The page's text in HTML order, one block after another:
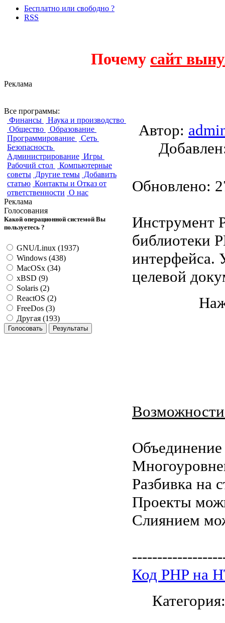
Бесплатно или свободно ?
RSS
Почему сайт
Реклама
Все программы:
Финансы
Наука и производство
Общество
Образование
Программирование
Сеть
Безопасность
Администрирование Игры
Рабочий стол
Компьютерные
советы Другие темы Добавить
статью Контакты и Отказ от
ответственности О нас
Реклама
Голосования
Какой операционной системой Вы
пользуетесь ?
GNU/Linux (1937)
Windows (438)
MacOSx (34)
xBSD (9)
Solaris (2)
ReactOS (2)
FreeDos (3)
Другая (193)
Автор:
Обновлено:
Инструмент
библиотеки
интерфейса.
целевой
Объединение
Разбивка на
Проекты
Слиянием
Код PHP на